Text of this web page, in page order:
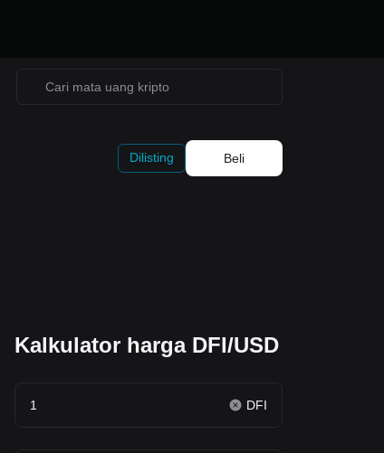
Dilisting Beli
Kalkulator harga DFI/USD
DFI